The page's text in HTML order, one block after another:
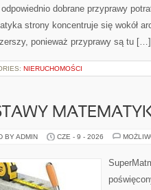
dobrane przyprawy
strony koncentruje się wokół
ponieważ przyprawy są tu […]
NIERUCHOMOŚCI
BY ADMIN CZE - 9 - 2026